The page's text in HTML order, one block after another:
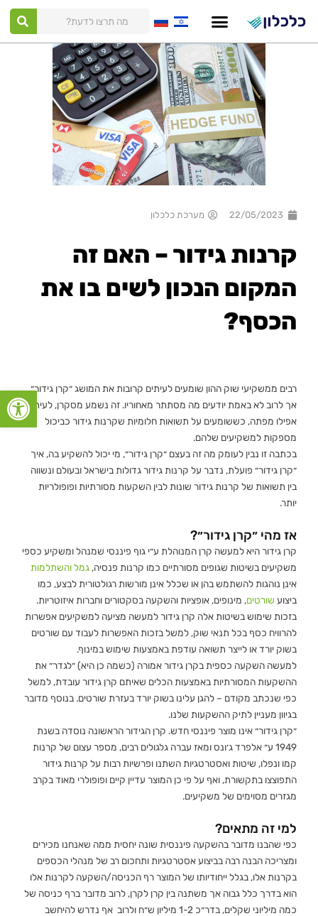
פתח
לתוכן
22/05/2023 מערכת כלכלון
קרנות גידור – האם זה
המקום הנכון לשים בו את
הכסף?
רבים ממשקיעי שוק ההון שומעים לעיתים קרובות את המושג ״קרן גידור״
אך לרוב לא באמת יודעים מה מסתתר מאחוריו. זה נשמע מסקרן, לעיתים
אפילו מפתה, כששומעים על תשואות חלומיות שקרנות גידור כביכול
מספקות למשקיעים שלהם.
בכתבה זו נבין לעומק מה זה בעצם ״קרן גידור״, מי יכול להשקיע בה, איך
״קרן גידור״ פועלת, נדבר על קרנות גידור גדולות בישראל ובעולם ונשווה
בין תשואות של קרנות גידור שונות לבין השקעות מסורתיות ופופולריות
יותר.
אז מהי ״קרן גידור״?
קרן גידור היא למעשה קרן המנוהלת ע״י גוף פיננסי שמנהל ומשקיע כספי
משקיעים בשיטות שגופים מסורתיים כמו קרנות פנסיה, גמלוהשתלמות
אינן נוהגות להשתמש בהן או שכלל אינן מורשות רגולטורית לבצע, כמו
ביצוע שורטים, מינופים, אופציות והשקעה בסקטורים וחברות איזוטריות.
בזכות שימוש בשיטות אלה קרן גידור למעשה מציעה למשקיעים אפשרות
להרוויח כסף בכל תנאי שוק, למשל בזכות האפשרות לעבוד עם שורטים
בשוק יורד או לייצר תשואה עודפת באמצעות שימוש במינוף.
למעשה השקעה כספית בקרן גידור אמורה (כשמה כן היא) ״לגדר״ את
ההשקעות המסורתיות באמצעות הכלים שאיתם קרן גידור עובדת, למשל
כפי שנכתב מקודם – להגן עלינו בשוק יורד בעזרת שורטים. בנוסף מדובר
בגיוון מעניין לתיק ההשקעות שלנו.
״קרן גידור״ אינו מוצר פיננסי חדש. קרן הגידור הראשונה נוסדה בשנת
1949 ע״ אלפרד ג׳ונס ומאז עברה גלגולים רבים, מספר עצום של קרנות
קמו ונפלו, שיטות ואסטרטגיות השתנו ופרשיות רבות על קרנות גידור
התפוצצו בתקשורת, ואף על פי כן המוצר עדיין קיים ופופולרי מאוד בקרב
מגזרים מסוימים של משקיעים.
למי זה מתאים?
כפי שהבנו מדובר בהשקעה פיננסית שונה יחסית ממה שאנחנו מכירים
ומצריכה הבנה רבה בביצוע אסטרטגיות ותחכום רב של מנהלי הכספים
בקרנות אלו, בגלל ייחודיותו של המוצר רף הכניסה/השקעה לקרנות אלו
הוא בדרך כלל גבוה אך משתנה בין קרן לקרן, לרוב מדובר ברף כניסה של
כמה מיליוני שקלים, בדר״כ 1-2 מיליון ש״ח ולרוב אף נדרש להיחשב